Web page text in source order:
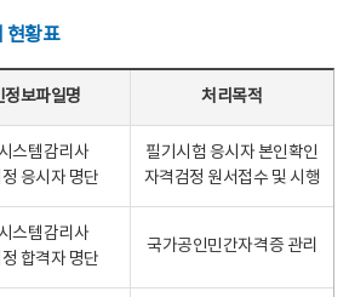
현황표
정보파일명 처리목적
스템감리사
응시자 명단
필기시험 응시자 본인확인
자격검정 원서접수 및 시행
스템감리사
합격자 명단
국가공인민간자격증 관리